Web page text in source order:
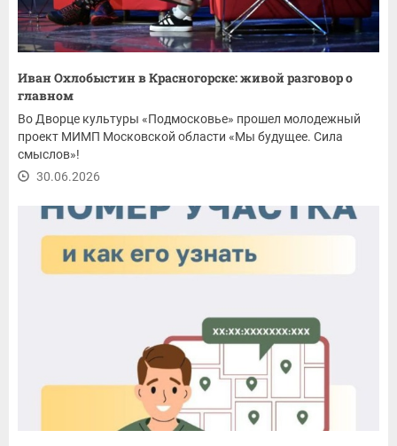
Иван Охлобыстин в Красногорске: живой разговор о
главном
Во Дворце культуры «Подмосковье» прошел молодежный
проект МИМП Московской области «Мы будущее. Сила
смыслов»!
30.06.2026